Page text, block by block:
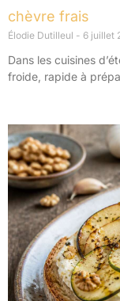
chèvre frais
Élodie Dutilleul 6 juillet
Dans les cuisines
froide, rapide à